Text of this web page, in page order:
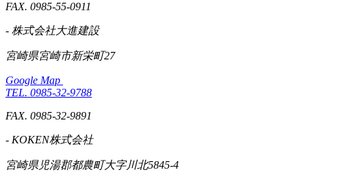
FAX. 0985-55-0911
- 株式会社大進建設
宮崎県宮崎市新栄町27
Google Map
TEL. 0985-32-9788
FAX. 0985-32-9891
- KOKEN株式会社
宮崎県児湯郡都農町大字川北5845-4